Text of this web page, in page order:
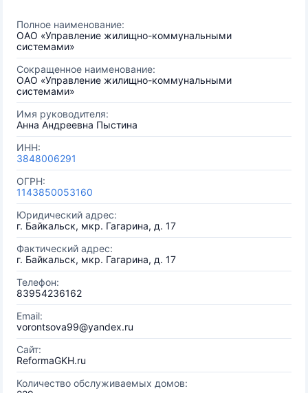
Полное наименование:
ОАО «Управление жилищно-коммунальными
системами»
Сокращенное наименование:
ОАО «Управление жилищно-коммунальными
системами»
Имя руководителя:
Анна Андреевна Пыстина
ИНН:
3848006291
ОГРН:
1143850053160
Юридический адрес:
г. Байкальск, мкр. Гагарина, д. 17
Фактический адрес:
г. Байкальск, мкр. Гагарина, д. 17
Телефон:
83954236162
Email:
vorontsova99@yandex.ru
Сайт:
ReformaGKH.ru
Количество обслуживаемых домов: